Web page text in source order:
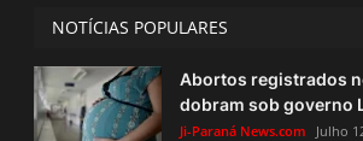
NOTÍCIAS POPULARES
Abortos registrados
dobram sob governo
Ji-Paraná News.com Julho